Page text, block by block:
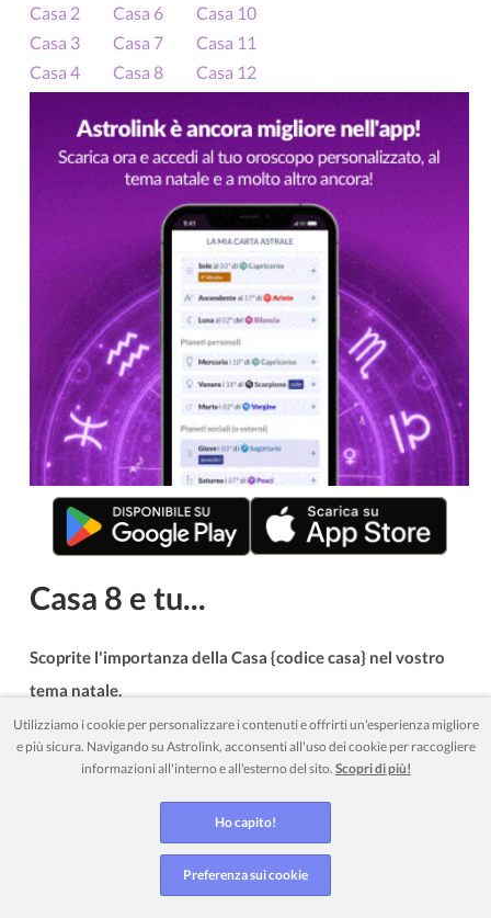
Casa 2
Casa 3
Casa 4
Casa 6
Casa 7
Casa 8
Casa 10
Casa 11
Casa 12
Casa 8 e tu...
Scoprite l'importanza della Casa {codice casa} nel vostro
tema natale.
Crea il tuo account gratuito o effettua il login per scoprire se
Utilizziamo i cookie per personalizzare i contenuti e offrirti un'esperienza migliore
e più sicura. Navigando su Astrolink, acconsenti all'uso dei cookie per raccogliere
informazioni all'interno e all'esterno del sito. Scopri di più!
Ho capito!
Preferenza sui cookie